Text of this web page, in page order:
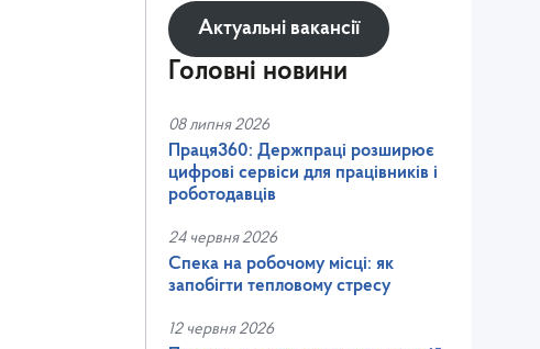
Актуальні вакансії
Головні новини
08 липня 2026
Праця360: Держпраці розширює
цифрові сервіси для працівників і
роботодавців
24 червня 2026
Спека на робочому місці: як
запобігти тепловому стресу
12 червня 2026